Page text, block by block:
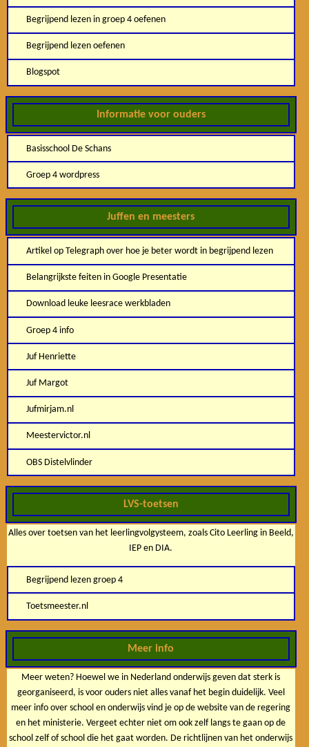
Begrijpend lezen in groep 4 oefenen
Begrijpend lezen oefenen
Blogspot
Informatie voor ouders
Basisschool De Schans
Groep 4 wordpress
Juffen en meesters
Artikel op Telegraph over hoe je beter wordt in begrijpend lezen
Belangrijkste feiten in Google Presentatie
Download leuke leesrace werkbladen
Groep 4 info
Juf Henriette
Juf Margot
Jufmirjam.nl
Meestervictor.nl
OBS Distelvlinder
LVS-toetsen
Alles over toetsen van het leerlingvolgysteem, zoals Cito Leerling in Beeld,
IEP en DIA.
Begrijpend lezen groep 4
Toetsmeester.nl
Meer info
Meer weten? Hoewel we in Nederland onderwijs geven dat sterk is
georganiseerd, is voor ouders niet alles vanaf het begin duidelijk. Veel
meer info over school en onderwijs vind je op de website van de regering
en het ministerie. Vergeet echter niet om ook zelf langs te gaan op de
school zelf of school die het gaat worden. De richtlijnen van het onderwijs